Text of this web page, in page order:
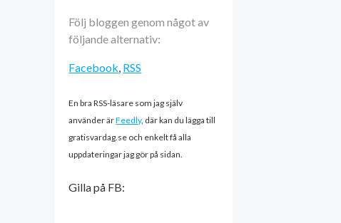
Följ bloggen genom något av
följande alternativ:
Facebook RSS
En bra RSS-läsare som jag själv
använder ärFeedly, där kan du lägga till
gratisvardag.se och enkelt få alla
uppdateringar jag gör på sidan.
Gilla på FB: